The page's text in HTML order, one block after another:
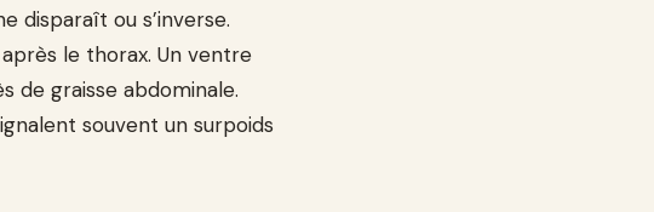
disparaît ou s’inverse.
le thorax. Un ventre
de graisse abdominale.
souvent un surpoids